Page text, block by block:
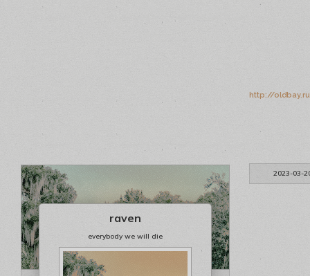
http://
2023-03-
raven
everybody we will die